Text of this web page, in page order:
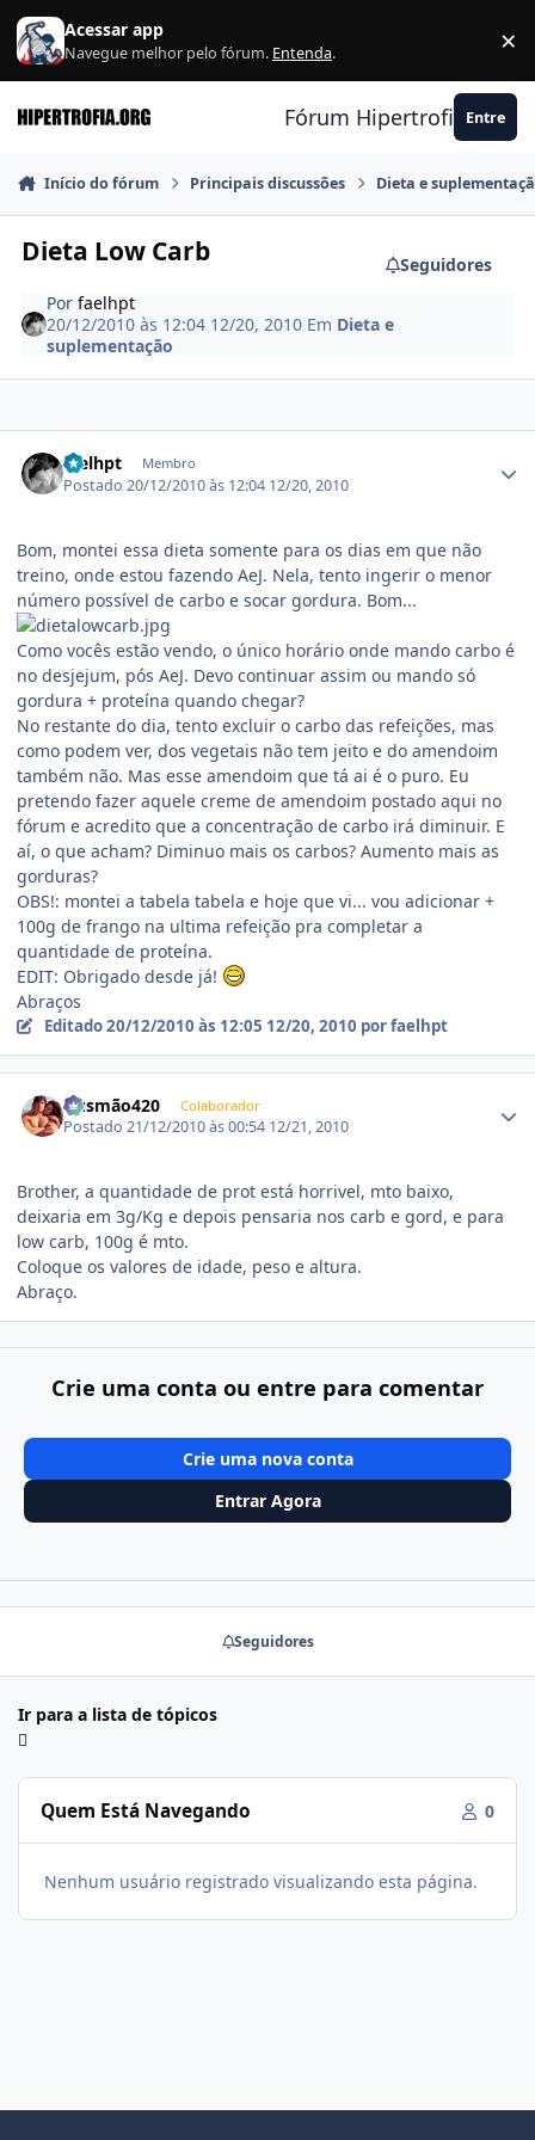
Ir para conteúdo
Acessar app
Navegue melhor pelo fórum. Entenda. ×
Fórum Hipertrofia.org
Entre
Início do fórum Principais discussões Dieta e
Dieta Low Carb
Seguidores
Porfaelhpt
20/12/2010 às 12:04 12/20, 2010 Em Dieta e
suplementação
faelhpt Membro
Postado20/12/2010 às 12:04 12/20, 2010
Bom, montei essa dieta somente para os dias em que não
treino, onde estou fazendo AeJ. Nela, tento ingerir o menor
número possível de carbo e socar gordura. Bom...
Como vocês estão vendo, o único horário onde mando carbo é
no desjejum, pós AeJ. Devo continuar assim ou mando só
gordura + proteína quando chegar?
No restante do dia, tento excluir o carbo das refeições, mas
como podem ver, dos vegetais não tem jeito e do amendoim
também não. Mas esse amendoim que tá ai é o puro. Eu
pretendo fazer aquele creme de amendoim postado aqui no
fórum e acredito que a concentração de carbo irá diminuir. E
aí, o que acham? Diminuo mais os carbos? Aumento mais as
gorduras?
OBS!: montei a tabela tabela e hoje que vi... vou adicionar +
100g de frango na ultima refeição pra completar a
quantidade de proteína.
EDIT: Obrigado desde já!
Abraços
Editado20/12/2010 às 12:05 12/20, 2010 por faelhpt
Gusmão420 Colaborador
Postado21/12/2010 às 00:54 12/21, 2010
Brother, a quantidade de prot está horrivel, mto baixo,
deixaria em 3g/Kg e depois pensaria nos carb e gord, e para
low carb, 100g é mto.
Coloque os valores de idade, peso e altura.
Abraço.
Crie uma conta ou entre para comentar
Crie uma nova conta
Entrar Agora
Seguidores
Ir para a lista de tópicos
Quem Está Navegando 0
Nenhum usuário registrado visualizando esta página.